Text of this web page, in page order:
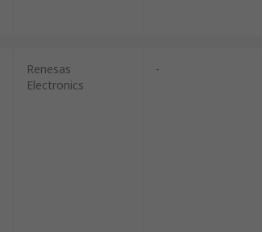
Renesas
Electronics
-